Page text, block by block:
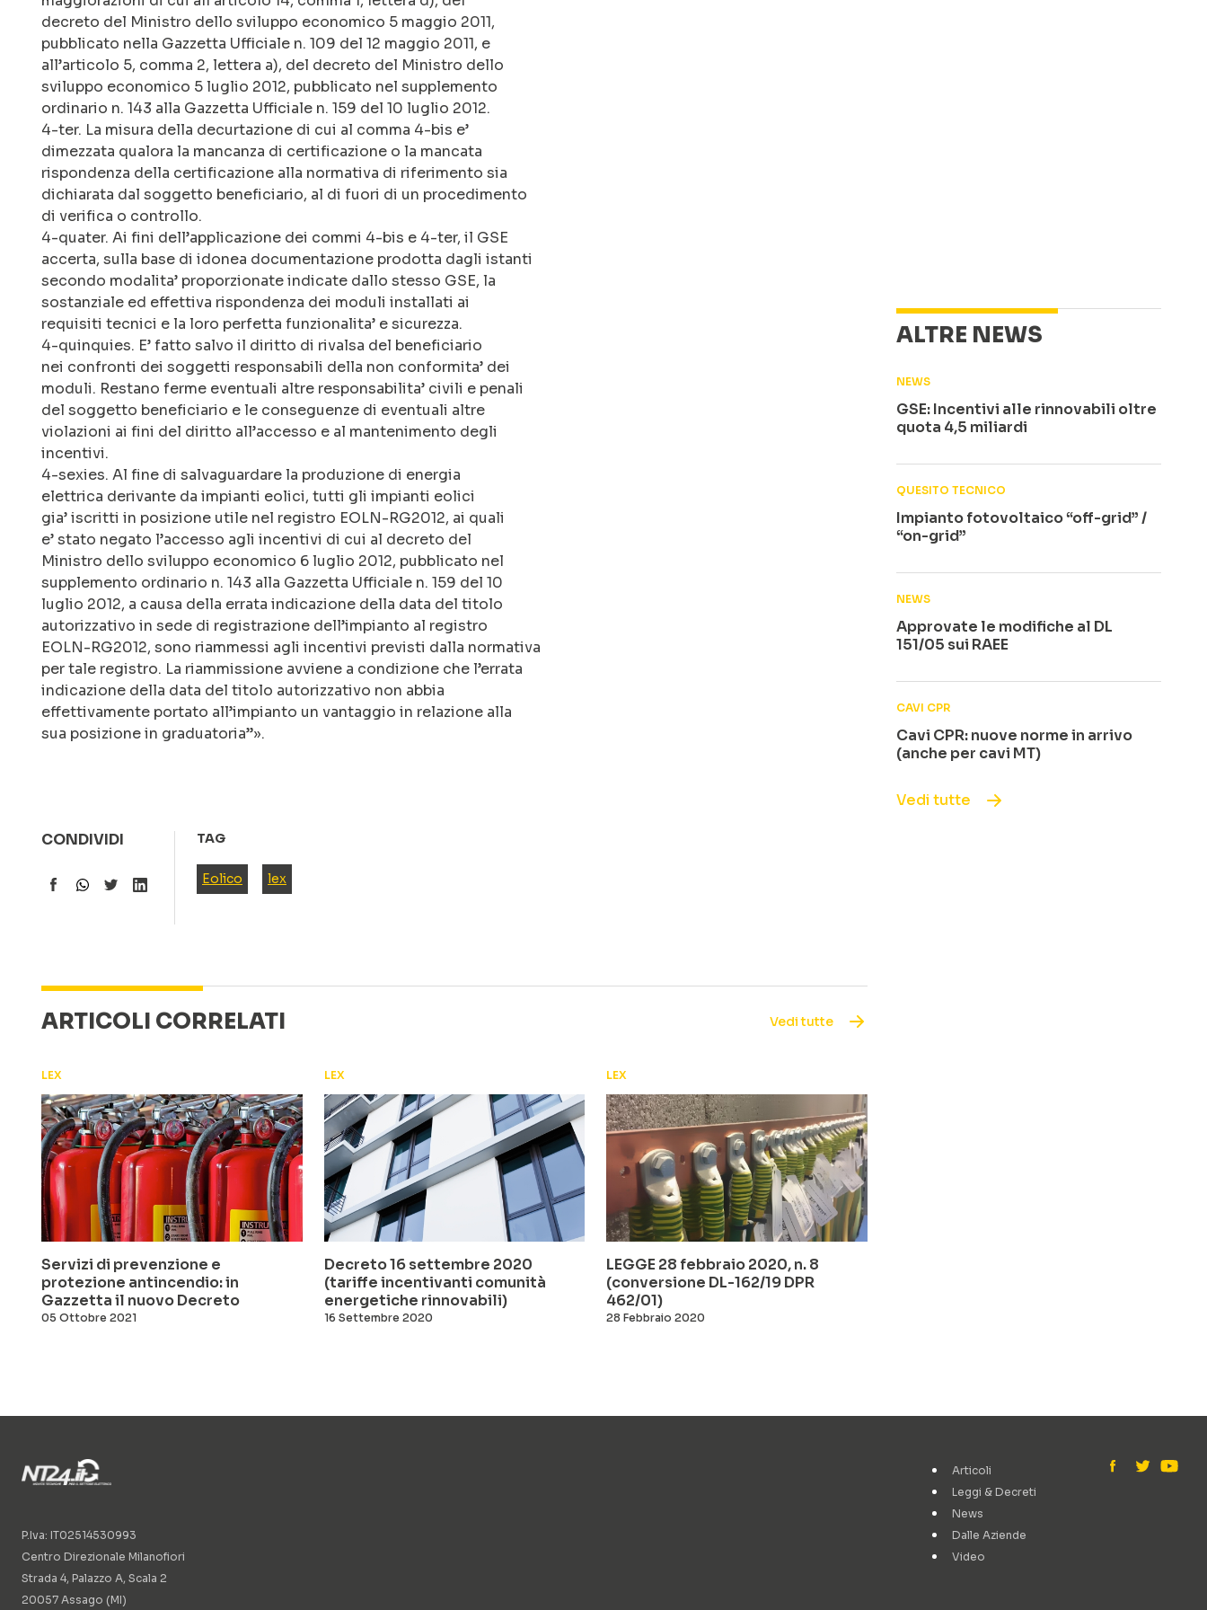
decreto del Ministro dello sviluppo economico 5 maggio 2011,
pubblicato nella Gazzetta Ufficiale n. 109 del 12 maggio 2011, e
all’articolo 5, comma 2, lettera a), del decreto del Ministro dello
sviluppo economico 5 luglio 2012, pubblicato nel supplemento
ordinario n. 143 alla Gazzetta Ufficiale n. 159 del 10 luglio 2012.
4-ter. La misura della decurtazione di cui al comma 4-bis e’
dimezzata qualora la mancanza di certificazione o la mancata
rispondenza della certificazione alla normativa di riferimento sia
dichiarata dal soggetto beneficiario, al di fuori di un procedimento
di verifica o controllo.
4-quater. Ai fini dell’applicazione dei commi 4-bis e 4-ter, il GSE
accerta, sulla base di idonea documentazione prodotta dagli istanti
secondo modalita’ proporzionate indicate dallo stesso GSE, la
sostanziale ed effettiva rispondenza dei moduli installati ai
requisiti tecnici e la loro perfetta funzionalita’ e sicurezza.
4-quinquies. E’ fatto salvo il diritto di rivalsa del beneficiario
nei confronti dei soggetti responsabili della non conformita’ dei
moduli. Restano ferme eventuali altre responsabilita’ civili e penali
del soggetto beneficiario e le conseguenze di eventuali altre
violazioni ai fini del diritto all’accesso e al mantenimento degli
incentivi.
4-sexies. Al fine di salvaguardare la produzione di energia
elettrica derivante da impianti eolici, tutti gli impianti eolici
gia’ iscritti in posizione utile nel registro EOLN-RG2012, ai quali
e’ stato negato l’accesso agli incentivi di cui al decreto del
Ministro dello sviluppo economico 6 luglio 2012, pubblicato nel
supplemento ordinario n. 143 alla Gazzetta Ufficiale n. 159 del 10
luglio 2012, a causa della errata indicazione della data del titolo
autorizzativo in sede di registrazione dell’impianto al registro
EOLN-RG2012, sono riammessi agli incentivi previsti dalla normativa
per tale registro. La riammissione avviene a condizione che l’errata
indicazione della data del titolo autorizzativo non abbia
effettivamente portato all’impianto un vantaggio in relazione alla
sua posizione in graduatoria”».
CONDIVIDI TAG
Eolico lex
ALTRE NEWS
NEWS
GSE: Incentivi alle rinnovabili oltre
quota 4,5 miliardi
QUESITO TECNICO
Impianto fotovoltaico “off-grid” /
“on-grid”
NEWS
Approvate le modifiche al DL
151/05 sui RAEE
CAVI CPR
Cavi CPR: nuove norme in arrivo
(anche per cavi MT)
Vedi tutte
ARTICOLI CORRELATI Vedi tutte
LEX
Servizi di prevenzione e
protezione antincendio: in
Gazzetta il nuovo Decreto
05 Ottobre 2021
LEX
Decreto 16 settembre 2020
(tariffe incentivanti comunità
energetiche rinnovabili)
16 Settembre 2020
LEX
LEGGE 28 febbraio 2020, n. 8
(conversione DL-162/19 DPR
462/01)
28 Febbraio 2020
P.Iva: IT02514530993
Centro Direzionale Milanofiori
Strada 4, Palazzo A, Scala 2
20057 Assago (MI)
Articoli
Leggi & Decreti
News
Dalle Aziende
Video